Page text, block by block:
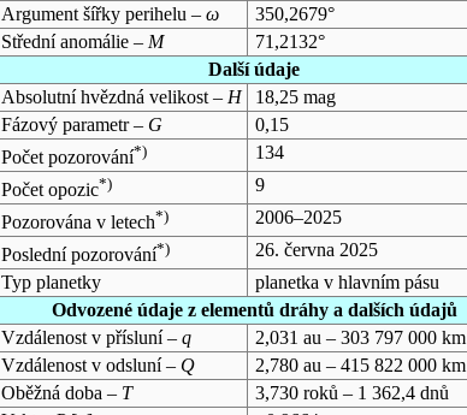
Argument šířky perihelu – ω
350,2679°
Střední anomálie – M
71,2132°
Další údaje
Absolutní hvězdná velikost – H
18,25 mag
Fázový parametr – G
0,15
Počet pozorování*)
134
Počet opozic*)
9
Pozorována v letech*)
2006–2025
Poslední pozorování*)
26. června 2025
Typ planetky
planetka v hlavním pásu
Odvozené údaje z elementů dráhy a dalších údajů
Vzdálenost v přísluní – q
2,031 au – 303 797 000 km
Vzdálenost v odsluní – Q
2,780 au – 415 822 000 km
Oběžná doba – T
3,730 roků – 1 362,4 dnů